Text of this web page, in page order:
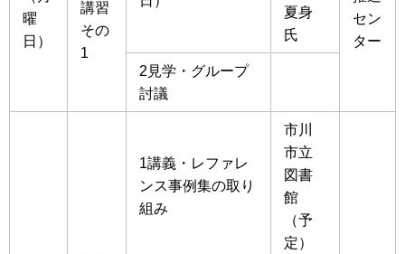
曜
日）
講習
その
1
夏身
氏
セン
ター
2見学・グループ
討議
1講義・レファレ
ンス事例集の取り
組み
市川
市立
図書
館
（予
定）